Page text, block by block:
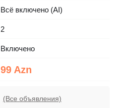
Всё включено (AI)
2
Включено
99 Azn
(Все объявления)